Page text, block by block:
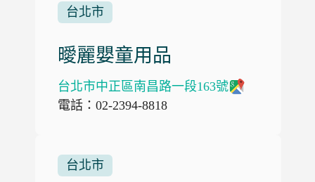
台北市
曖麗嬰童用品
台北市中正區南昌路一段163號
電話：02-2394-8818
台北市